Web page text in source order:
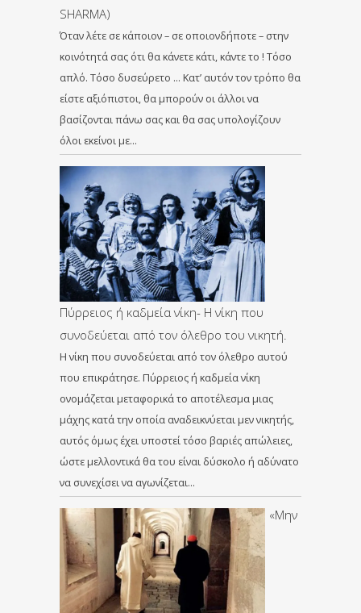
SHARMA)
Όταν λέτε σε κάποιον – σε οποιονδήποτε – στην
κοινότητά σας ότι θα κάνετε κάτι, κάντε το ! Τόσο
απλό. Τόσο δυσεύρετο … Κατ’ αυτόν τον τρόπο θα
είστε αξιόπιστοι, θα μπορούν οι άλλοι να
βασίζονται πάνω σας και θα σας υπολογίζουν
όλοι εκείνοι με…
Πύρρειος ή καδμεία νίκη- Η νίκη που
συνοδεύεται από τον όλεθρο του νικητή.
Η νίκη που συνοδεύεται από τον όλεθρο αυτού
που επικράτησε. Πύρρειος ή καδμεία νίκη
ονομάζεται μεταφορικά το αποτέλεσμα μιας
μάχης κατά την οποία αναδεικνύεται μεν νικητής,
αυτός όμως έχει υποστεί τόσο βαριές απώλειες,
ώστε μελλοντικά θα του είναι δύσκολο ή αδύνατο
να συνεχίσει να αγωνίζεται…
«Μην